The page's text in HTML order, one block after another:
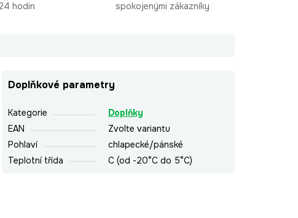
hodin spokojenými zákazníky
Doplňkové parametry
Kategorie
Doplňky
EAN
Zvolte variantu
Pohlaví
chlapecké/pánské
Teplotní třída
C (od -20°C do 5°C)